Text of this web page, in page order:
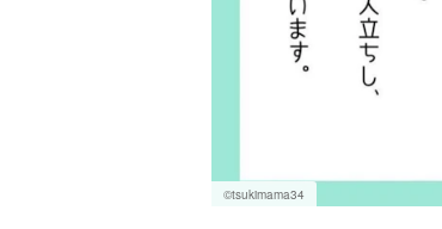
©tsukimama34